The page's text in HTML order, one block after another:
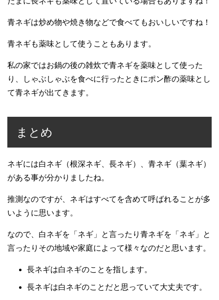
青ネギは炒め物や焼き物などで食べてもおいしいですね！
青ネギも薬味として使うこともあります。
私の家ではお鍋の後の雑炊で青ネギを薬味として使った
り、しゃぶしゃぶを食べに行ったときにポン酢の薬味とし
て青ネギが出てきます。
まとめ
ネギには白ネギ（根深ネギ、長ネギ）、青ネギ（葉ネギ）
がある事が分かりましたね。
推測なのですが、ネギはすべてを含めて呼ばれることが多
いように思います。
なので、白ネギを「ネギ」と言ったり青ネギを「ネギ」と
言ったりその地域や家庭によって様々なのだと思います。
長ネギは白ネギのことを指します。
長ネギは白ネギのことだと思っていて大丈夫です。